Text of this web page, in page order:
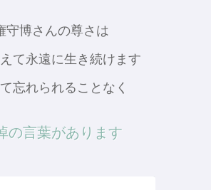
守博さんの尊さは
て永遠に生き続けます
忘れられることなく
の言葉があります